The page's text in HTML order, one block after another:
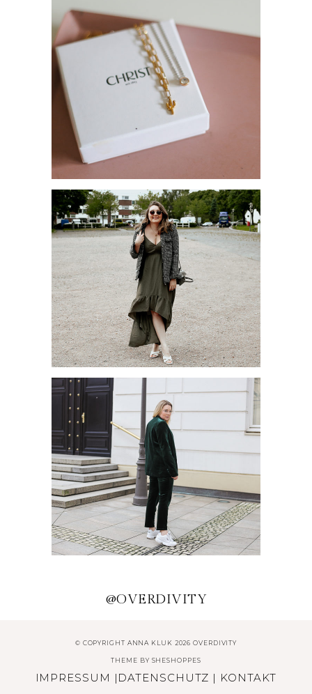
SCHMUCKTREND 2021:
GLIEDERKETTEN
TRENDKLEIDER FÜR DEN
SOMMER 2020
@OVERDIVITY
© COPYRIGHT ANNA KLUK 2026 OVERDIVITY
THEME BY SHESHOPPES
IMPRESSUM | DATENSCHUTZ | KONTAKT